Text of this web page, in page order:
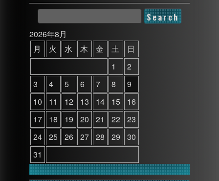
2026年8月
月
火 水 木 金 土
日
1
2
3
4 5 6 7 8
9
10
11 12 13 14 15
16
17
18 19 20 21 22
23
24
25 26 27 28 29
30
31